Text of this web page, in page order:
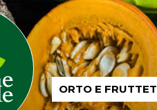
Passione
in ORTO E